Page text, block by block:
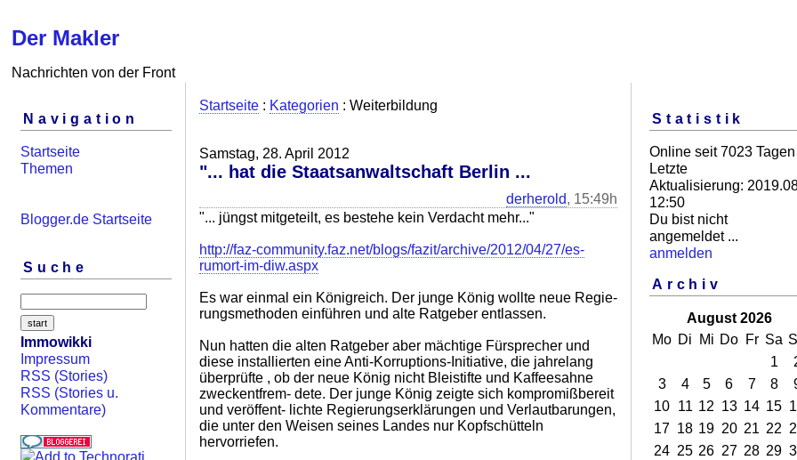
Der Makler
Nachrichten von der Front
Navigation
Startseite
Themen
Blogger.de Startseite
Suche
Immowikki
Impressum
RSS (Stories)
RSS (Stories u.
Kommentare)
Startseite : Kategorien : Weiterbildung
Samstag, 28. April 2012
"... hat die Staatsanwaltschaft Berlin ...
derherold, 15:49h
"... jüngst mitgeteilt, es bestehe kein Verdacht mehr..."
http://faz-community.faz.net/blogs/fazit/archive/2012/04/27/es-
rumort-im-diw.aspx
Es war einmal ein Königreich. Der junge König wollte neue Regie-
rungsmethoden einführen und alte Ratgeber entlassen.
Nun hatten die alten Ratgeber aber mächtige Fürsprecher und
diese installierten eine Anti-Korruptions-Initiative, die jahrelang
überprüfte , ob der neue König nicht Bleistifte und Kaffeesahne
zweckentfrem- dete. Der junge König zeigte sich kompromißbereit
und veröffent- lichte Regierungserklärungen und Verlautbarungen,
die unter den Weisen seines Landes nur Kopfschütteln
hervorriefen.
Statistik
Online seit 7023 Tagen
Letzte
Aktualisierung:
12:50
Du bist nicht
angemeldet ...
anmelden
Archiv
August 2026
Mo Di Mi Do Fr Sa
1
3
4 5 6 7 8
10 11 12 13 14 15
17 18 19 20 21 22
24 25 26 27 28 29